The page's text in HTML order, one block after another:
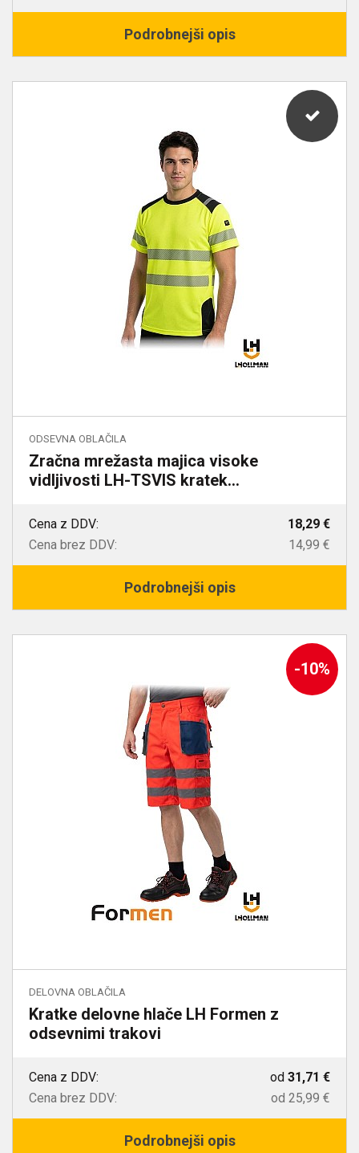
Podrobnejši opis
ODSEVNA OBLAČILA
Zračna mrežasta majica visoke
vidljivosti LH-TSVIS kratek...
Cena z DDV:
18,29 €
Cena brez DDV:
14,99 €
Podrobnejši opis
-10%
DELOVNA OBLAČILA
Kratke delovne hlače LH Formen z
odsevnimi trakovi
Cena z DDV: od 31,71 €
Cena brez DDV:
od 25,99 €
Podrobnejši opis